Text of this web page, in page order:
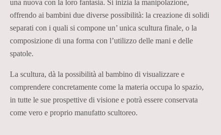
una nuova con la loro fantasia. Si inizia la manipolazione,
offrendo ai bambini due diverse possibilità: la creazione di solidi
separati con i quali si compone un’ unica scultura finale, o la
composizione di una forma con l’utilizzo delle mani e delle
spatole.
La scultura, dà la possibilità al bambino di visualizzare e
comprendere concretamente come la materia occupa lo spazio,
in tutte le sue prospettive di visione e potrà essere conservata
come vero e proprio manufatto scultoreo.